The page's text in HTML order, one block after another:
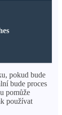
pokud bude
bude proces
pomůže
používat